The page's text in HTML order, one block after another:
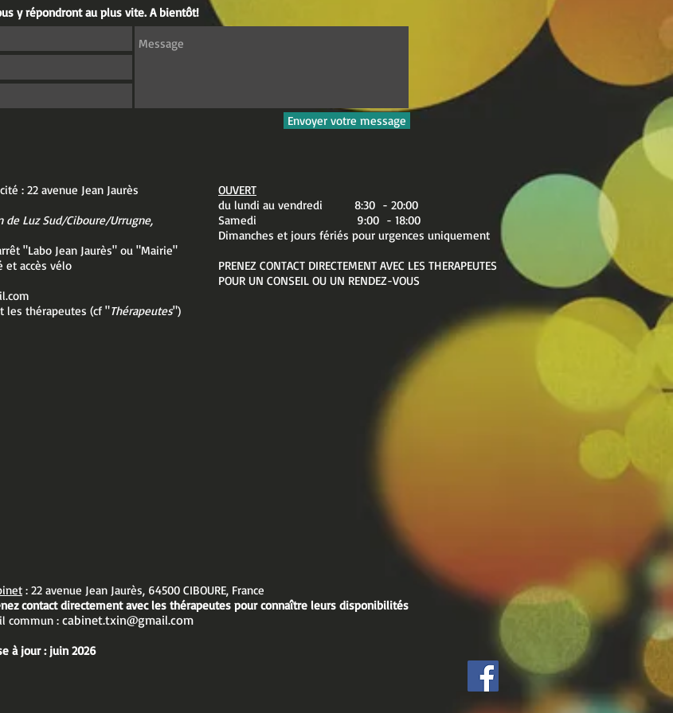
y répondront au plus vite. A bientôt!
Envoyer votre message
: 22 avenue Jean Jaurès
de Luz Sud/Ciboure/Urrugne,
"Labo Jean Jaurès" ou "Mairie"
accès vélo
les thérapeutes (cf "Thérapeutes")
OUVERT
du lundi au vendredi 8:30 - 20:00
Samedi 9:00 - 18:00
Dimanches et jours fériés pour urgences uniquement
PRENEZ CONTACT DIRECTEMENT AVEC LES THERAPEUTES
POUR UN CONSEIL OU UN RENDEZ-VOUS
: 22 avenue Jean Jaurès, 64500 CIBOURE, France
contact directement avec les thérapeutes pour connaître leurs disponibilités
commun : cabinet.txin@gmail.com
à jour : juin 2026